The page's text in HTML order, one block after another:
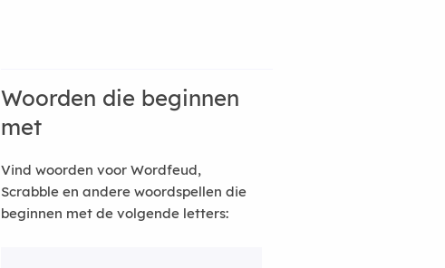
Woorden die beginnen
met
Vind woorden voor Wordfeud,
Scrabble en andere woordspellen die
beginnen met de volgende letters: